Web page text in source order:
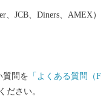
の観光資源、歴史遺産、
JCB、Diners、AMEX）
質問を 「よくある質問（F
ださい。